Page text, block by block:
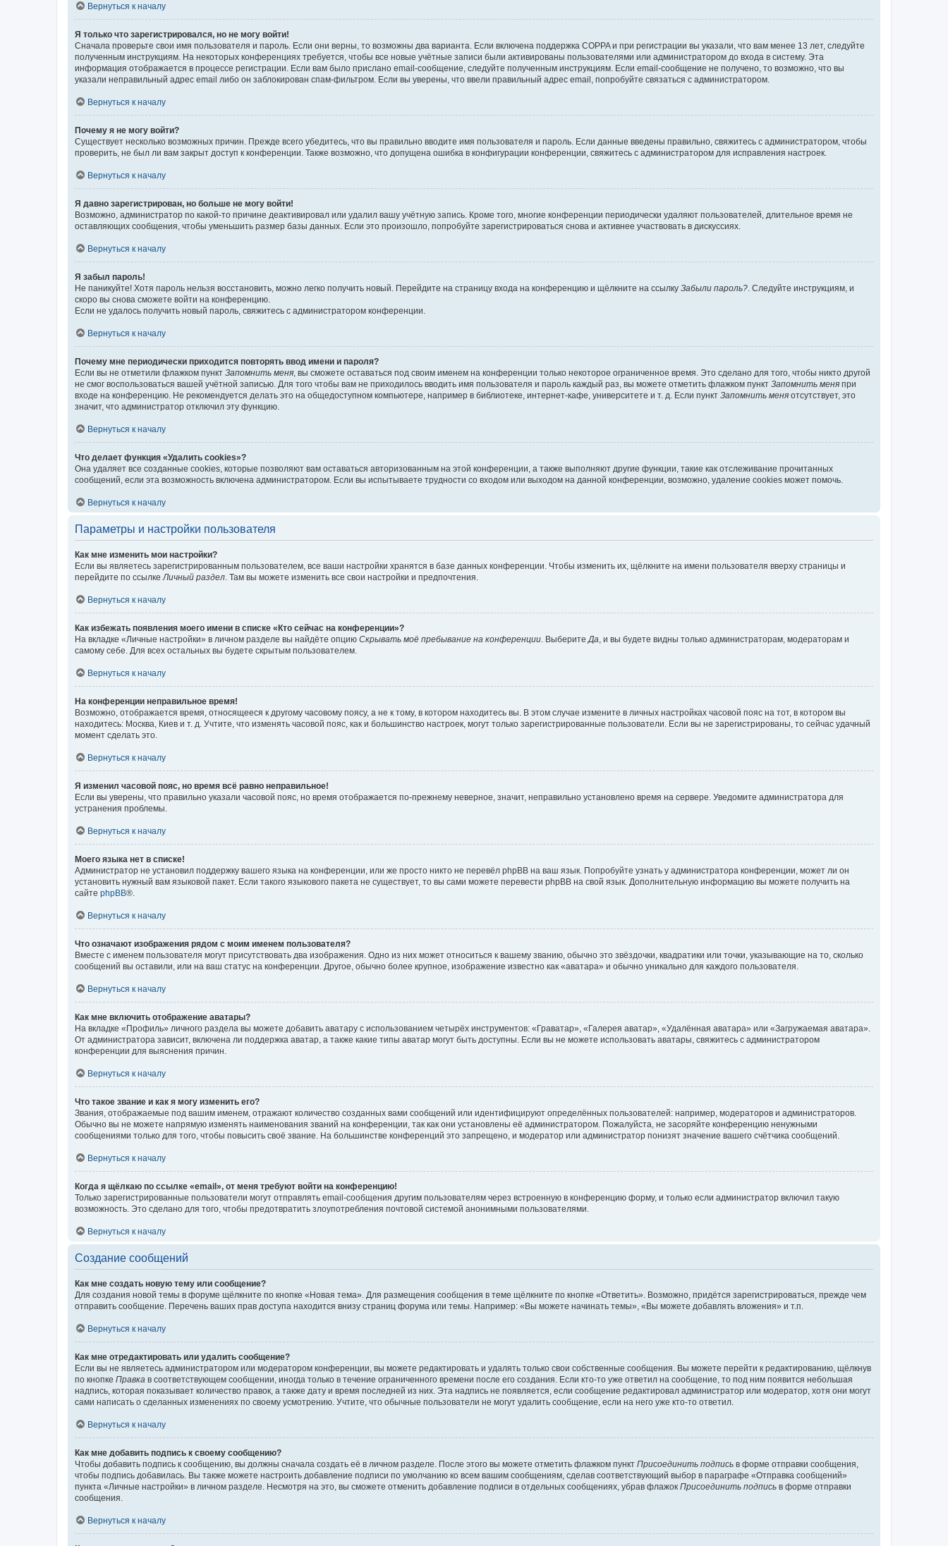
Вернуться к началу
Я только что зарегистрировался, но не могу войти!
Сначала проверьте свои имя пользователя и пароль. Если они верны, то возможны два варианта. Если включена поддержка COPPA и при регистрации вы указали, что вам менее 13 лет, следуйте
полученным инструкциям. На некоторых конференциях требуется, чтобы все новые учётные записи были активированы пользователями или администратором до входа в систему. Эта
информация отображается в процессе регистрации. Если вам было прислано email-сообщение, следуйте полученным инструкциям. Если email-сообщение не получено, то возможно, что вы
указали неправильный адрес email либо он заблокирован спам-фильтром. Если вы уверены, что ввели правильный адрес email, попробуйте связаться с администратором.
Вернуться к началу
Почему я не могу войти?
Существует несколько возможных причин. Прежде всего убедитесь, что вы правильно вводите имя пользователя и пароль. Если данные введены правильно, свяжитесь с администратором, чтобы
проверить, не был ли вам закрыт доступ к конференции. Также возможно, что допущена ошибка в конфигурации конференции, свяжитесь с администратором для исправления настроек.
Вернуться к началу
Я давно зарегистрирован, но больше не могу войти!
Возможно, администратор по какой-то причине деактивировал или удалил вашу учётную запись. Кроме того, многие конференции периодически удаляют пользователей, длительное время не
оставляющих сообщения, чтобы уменьшить размер базы данных. Если это произошло, попробуйте зарегистрироваться снова и активнее участвовать в дискуссиях.
Вернуться к началу
Я забыл пароль!
Не паникуйте! Хотя пароль нельзя восстановить, можно легко получить новый. Перейдите на страницу входа на конференцию и щёлкните на ссылку Забыли пароль? . Следуйте инструкциям, и
скоро вы снова сможете войти на конференцию.
Если не удалось получить новый пароль, свяжитесь с администратором конференции.
Вернуться к началу
Почему мне периодически приходится повторять ввод имени и пароля?
Если вы не отметили флажком пункт Запомнить меня , вы сможете оставаться под своим именем на конференции только некоторое ограниченное время. Это сделано для того, чтобы никто другой
не смог воспользоваться вашей учётной записью. Для того чтобы вам не приходилось вводить имя пользователя и пароль каждый раз, вы можете отметить флажком пункт Запомнить меня при
входе на конференцию. Не рекомендуется делать это на общедоступном компьютере, например в библиотеке, интернет-кафе, университете и т. д. Если пункт Запомнить меня отсутствует, это
значит, что администратор отключил эту функцию.
Вернуться к началу
Что делает функция «Удалить cookies»?
Она удаляет все созданные cookies, которые позволяют вам оставаться авторизованным на этой конференции, а также выполняют другие функции, такие как отслеживание прочитанных
сообщений, если эта возможность включена администратором. Если вы испытываете трудности со входом или выходом на данной конференции, возможно, удаление cookies может помочь.
Вернуться к началу
Параметры и настройки пользователя
Как мне изменить мои настройки?
Если вы являетесь зарегистрированным пользователем, все ваши настройки хранятся в базе данных конференции. Чтобы изменить их, щёлкните на имени пользователя вверху страницы и
перейдите по ссылке Личный раздел . Там вы можете изменить все свои настройки и предпочтения.
Вернуться к началу
Как избежать появления моего имени в списке «Кто сейчас на конференции»?
На вкладке «Личные настройки» в личном разделе вы найдёте опцию Скрывать моё пребывание на конференции . Выберите Да , и вы будете видны только администраторам, модераторам и
самому себе. Для всех остальных вы будете скрытым пользователем.
Вернуться к началу
На конференции неправильное время!
Возможно, отображается время, относящееся к другому часовому поясу, а не к тому, в котором находитесь вы. В этом случае измените в личных настройках часовой пояс на тот, в котором вы
находитесь: Москва, Киев и т. д. Учтите, что изменять часовой пояс, как и большинство настроек, могут только зарегистрированные пользователи. Если вы не зарегистрированы, то сейчас удачный
момент сделать это.
Вернуться к началу
Я изменил часовой пояс, но время всё равно неправильное!
Если вы уверены, что правильно указали часовой пояс, но время отображается по-прежнему неверное, значит, неправильно установлено время на сервере. Уведомите администратора для
устранения проблемы.
Вернуться к началу
Моего языка нет в списке!
Администратор не установил поддержку вашего языка на конференции, или же просто никто не перевёл phpBB на ваш язык. Попробуйте узнать у администратора конференции, может ли он
установить нужный вам языковой пакет. Если такого языкового пакета не существует, то вы сами можете перевести phpBB на свой язык. Дополнительную информацию вы можете получить на
сайте phpBB®.
Вернуться к началу
Что означают изображения рядом с моим именем пользователя?
Вместе с именем пользователя могут присутствовать два изображения. Одно из них может относиться к вашему званию, обычно это звёздочки, квадратики или точки, указывающие на то, сколько
сообщений вы оставили, или на ваш статус на конференции. Другое, обычно более крупное, изображение известно как «аватара» и обычно уникально для каждого пользователя.
Вернуться к началу
Как мне включить отображение аватары?
На вкладке «Профиль» личного раздела вы можете добавить аватару с использованием четырёх инструментов: «Граватар», «Галерея аватар», «Удалённая аватара» или «Загружаемая аватара».
От администратора зависит, включена ли поддержка аватар, а также какие типы аватар могут быть доступны. Если вы не можете использовать аватары, свяжитесь с администратором
конференции для выяснения причин.
Вернуться к началу
Что такое звание и как я могу изменить его?
Звания, отображаемые под вашим именем, отражают количество созданных вами сообщений или идентифицируют определённых пользователей: например, модераторов и администраторов.
Обычно вы не можете напрямую изменять наименования званий на конференции, так как они установлены её администратором. Пожалуйста, не засоряйте конференцию ненужными
сообщениями только для того, чтобы повысить своё звание. На большинстве конференций это запрещено, и модератор или администратор понизят значение вашего счётчика сообщений.
Вернуться к началу
Когда я щёлкаю по ссылке «email», от меня требуют войти на конференцию!
Только зарегистрированные пользователи могут отправлять email-сообщения другим пользователям через встроенную в конференцию форму, и только если администратор включил такую
возможность. Это сделано для того, чтобы предотвратить злоупотребления почтовой системой анонимными пользователями.
Вернуться к началу
Создание сообщений
Как мне создать новую тему или сообщение?
Для создания новой темы в форуме щёлкните по кнопке «Новая тема». Для размещения сообщения в теме щёлкните по кнопке «Ответить». Возможно, придётся зарегистрироваться, прежде чем
отправить сообщение. Перечень ваших прав доступа находится внизу страниц форума или темы. Например: «Вы можете начинать темы», «Вы можете добавлять вложения» и т.п.
Вернуться к началу
Как мне отредактировать или удалить сообщение?
Если вы не являетесь администратором или модератором конференции, вы можете редактировать и удалять только свои собственные сообщения. Вы можете перейти к редактированию, щёлкнув
по кнопке Правка в соответствующем сообщении, иногда только в течение ограниченного времени после его создания. Если кто-то уже ответил на сообщение, то под ним появится небольшая
надпись, которая показывает количество правок, а также дату и время последней из них. Эта надпись не появляется, если сообщение редактировал администратор или модератор, хотя они могут
сами написать о сделанных изменениях по своему усмотрению. Учтите, что обычные пользователи не могут удалить сообщение, если на него уже кто-то ответил.
Вернуться к началу
Как мне добавить подпись к своему сообщению?
Чтобы добавить подпись к сообщению, вы должны сначала создать её в личном разделе. После этого вы можете отметить флажком пункт Присоединить подпись в форме отправки сообщения,
чтобы подпись добавилась. Вы также можете настроить добавление подписи по умолчанию ко всем вашим сообщениям, сделав соответствующий выбор в параграфе «Отправка сообщений»
пункта «Личные настройки» в личном разделе. Несмотря на это, вы сможете отменить добавление подписи в отдельных сообщениях, убрав флажок Присоединить подпись в форме отправки
сообщения.
Вернуться к началу